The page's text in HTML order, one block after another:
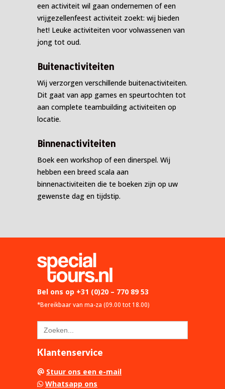
een activiteit wil gaan ondernemen of een
vrijgezellenfeest activiteit zoekt: wij bieden
het! Leuke activiteiten voor volwassenen van
jong tot oud.
Buitenactiviteiten
Wij verzorgen verschillende buitenactiviteiten.
Dit gaat van app games en speurtochten tot
aan complete teambuilding activiteiten op
locatie.
Binnenactiviteiten
Boek een workshop of een dinerspel. Wij
hebben een breed scala aan
binnenactiviteiten die te boeken zijn op uw
gewenste dag en tijdstip.
Bel ons op +31 (0)20 – 770 89 53
*Bereikbaar van ma-za (09.00 tot 18.00)
Zoek
naar:
Klantenservice
Stuur ons een e-mail
Whatsapp ons